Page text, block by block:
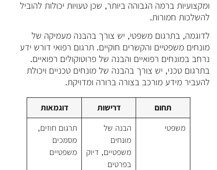
ומקצועיות ברמה הגבוהה ביותר, שכן טעויות יכולות להוביל
להשלכות חמורות.
לדוגמה, בתרגום משפטי, יש צורך בהבנה מעמיקה של
מונחים משפטיים והקשרים חוקיים. תרגום רפואי דורש ידע
נרחב במונחים רפואיים והבנה של פרוטוקולים רפואיים.
בתרגום טכני, יש צורך בהבנה של מונחים טכניים ויכולת
להעביר מידע מורכב בצורה ברורה ומדויקת.
תחום דרישות דוגמאות
משפטי
הבנה של
מונחים
משפטיים, דיוק
בפרטים
תרגום חוזים,
מסמכים
משפטיים